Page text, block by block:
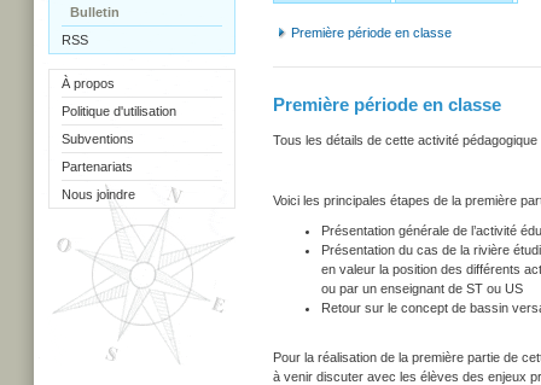
Bulletin
RSS
À propos
Politique d'utilisation
Subventions
Partenariats
Nous joindre
Première période en classe
Première période en classe
Tous les détails de cette activité
Voici les principales étapes de la première
Présentation générale de l’activité
Présentation du cas de la rivière
en valeur la position des différents
ou par un enseignant de ST ou US
Retour sur le concept de bassin
Pour la réalisation de la première partie de
à venir discuter avec les élèves des enjeux